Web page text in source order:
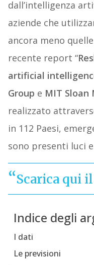
dall’intelligenza
aziende che
ancora meno
recente report “
artificial
Group e MIT Sloan
realizzato
in 112 Paesi,
sono presenti luci
Scarica qui
Indice degli
I dati
Le previsioni